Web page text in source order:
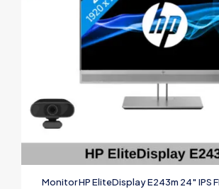
Monitor HP EliteDisplay E243m 24″ IPS